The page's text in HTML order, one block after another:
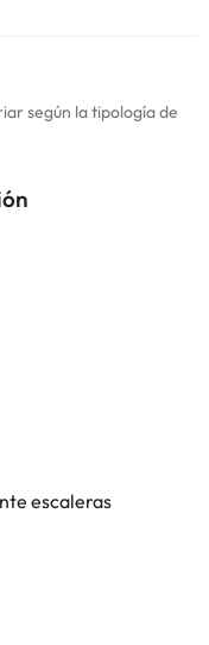
según la tipología de
escaleras